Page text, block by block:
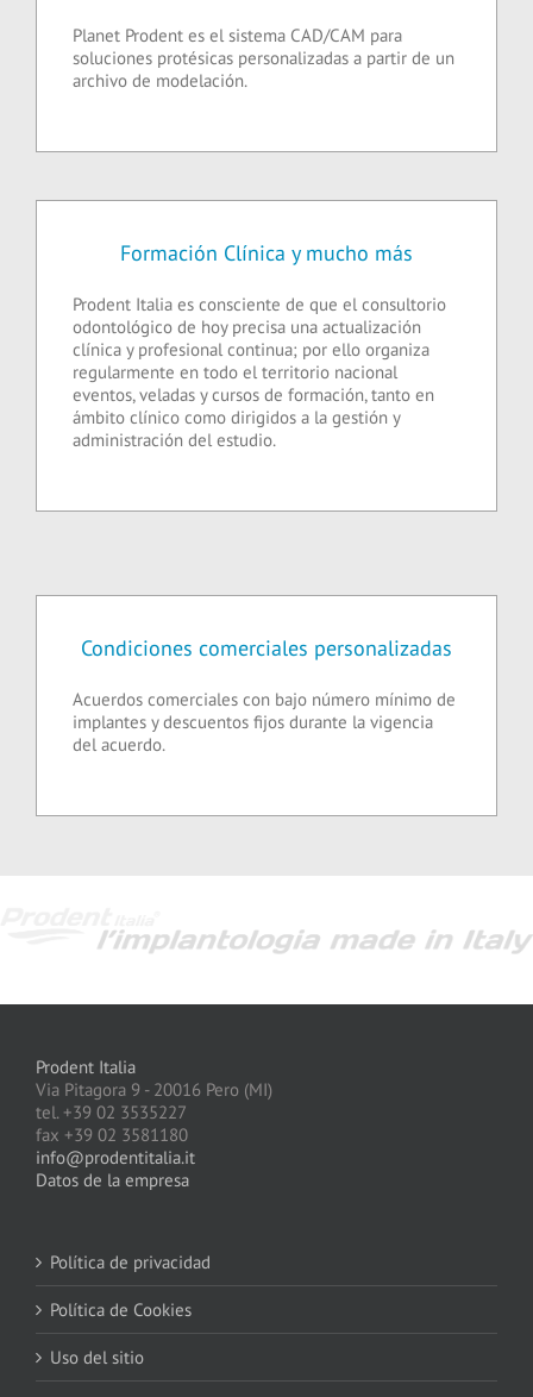
Planet Prodent es el sistema CAD/CAM para
soluciones protésicas personalizadas a partir de un
archivo de modelación.
Formación Clínica y mucho más
Prodent Italia es consciente de que el consultorio
odontológico de hoy precisa una actualización
clínica y profesional continua; por ello organiza
regularmente en todo el territorio nacional
eventos, veladas y cursos de formación, tanto en
ámbito clínico como dirigidos a la gestión y
administración del estudio.
Condiciones comerciales personalizadas
Acuerdos comerciales con bajo número mínimo de
implantes y descuentos fijos durante la vigencia
del acuerdo.
Prodent Italia
Via Pitagora 9 - 20016 Pero (MI)
tel. +39 02 3535227
fax +39 02 3581180
info@prodentitalia.it
Datos de la empresa
Política de privacidad
Política de Cookies
Uso del sitio